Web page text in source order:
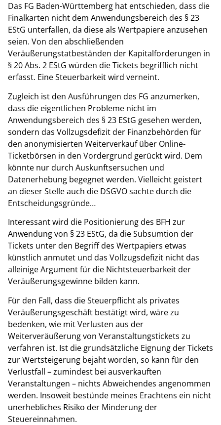
Das FG Baden-Württemberg hat entschieden, dass die
Finalkarten nicht dem Anwendungsbereich des § 23
EStG unterfallen, da diese als Wertpapiere anzusehen
seien. Von den abschließenden
Veräußerungstatbeständen der Kapitalforderungen in
§ 20 Abs. 2 EStG würden die Tickets begrifflich nicht
erfasst. Eine Steuerbarkeit wird verneint.
Zugleich ist den Ausführungen des FG anzumerken,
dass die eigentlichen Probleme nicht im
Anwendungsbereich des § 23 EStG gesehen werden,
sondern das Vollzugsdefizit der Finanzbehörden für
den anonymisierten Weiterverkauf über Online-
Ticketbörsen in den Vordergrund gerückt wird. Dem
könnte nur durch Auskunftsersuchen und
Datenerhebung begegnet werden. Vielleicht geistert
an dieser Stelle auch die DSGVO sachte durch die
Entscheidungsgründe…
Interessant wird die Positionierung des BFH zur
Anwendung von § 23 EStG, da die Subsumtion der
Tickets unter den Begriff des Wertpapiers etwas
künstlich anmutet und das Vollzugsdefizit nicht das
alleinige Argument für die Nichtsteuerbarkeit der
Veräußerungsgewinne bilden kann.
Für den Fall, dass die Steuerpflicht als privates
Veräußerungsgeschäft bestätigt wird, wäre zu
bedenken, wie mit Verlusten aus der
Weiterveräußerung von Veranstaltungstickets zu
verfahren ist. Ist die grundsätzliche Eignung der Tickets
zur Wertsteigerung bejaht worden, so kann für den
Verlustfall – zumindest bei ausverkauften
Veranstaltungen – nichts Abweichendes angenommen
werden. Insoweit bestünde meines Erachtens ein nicht
unerhebliches Risiko der Minderung der
Steuereinnahmen.